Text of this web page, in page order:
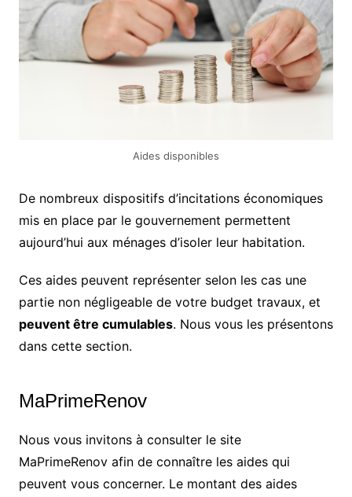
Aides disponibles
De nombreux dispositifs d’incitations économiques
mis en place par le gouvernement permettent
aujourd’hui aux ménages d’isoler leur habitation.
Ces aides peuvent représenter selon les cas une
partie non négligeable de votre budget travaux, et
peuvent être cumulables. Nous vous les présentons
dans cette section.
MaPrimeRenov
Nous vous invitons à consulter le site
MaPrimeRenov afin de connaître les aides qui
peuvent vous concerner. Le montant des aides